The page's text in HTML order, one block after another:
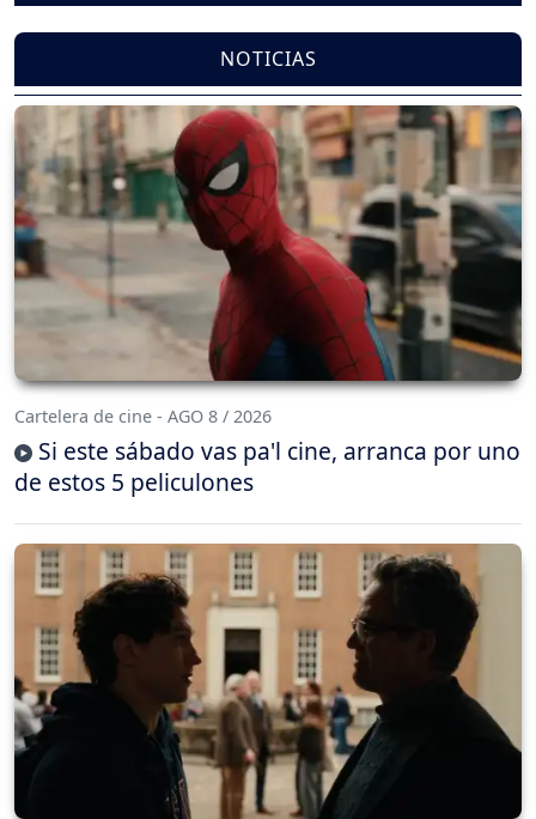
NOTICIAS
Cartelera de cine - AGO 8 / 2026
Si este sábado vas pa'l cine, arranca por uno
de estos 5 peliculones